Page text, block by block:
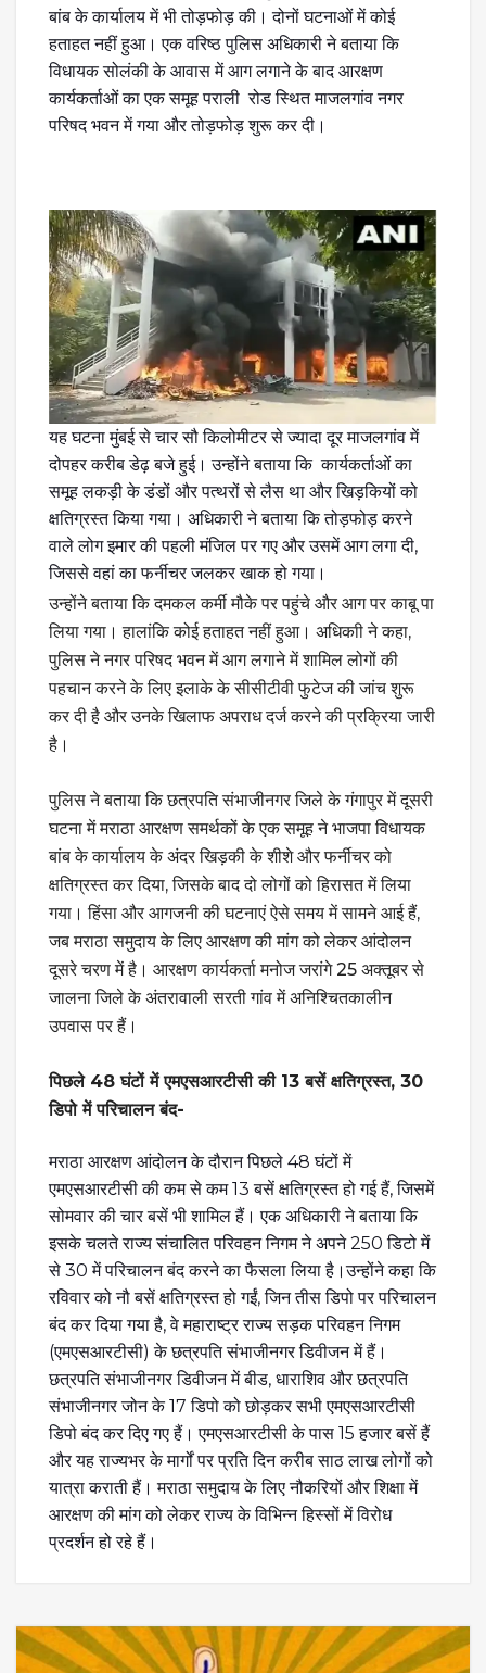
बांब के कार्यालय में भी तोड़फोड़ की। दोनों घटनाओं में कोई
हताहत नहीं हुआ। एक वरिष्ठ पुलिस अधिकारी ने बताया कि
विधायक सोलंकी के आवास में आग लगाने के बाद आरक्षण
कार्यकर्ताओं का एक समूह पराली रोड स्थित माजलगांव नगर
परिषद भवन में गया और तोड़फोड़ शुरू कर दी।
यह घटना मुंबई से चार सौ किलोमीटर से ज्यादा दूर माजलगांव में
दोपहर करीब डेढ़ बजे हुई। उन्होंने बताया कि कार्यकर्ताओं का
समूह लकड़ी के डंडों और पत्थरों से लैस था और खिड़कियों को
क्षतिग्रस्त किया गया। अधिकारी ने बताया कि तोड़फोड़ करने
वाले लोग इमार की पहली मंजिल पर गए और उसमें आग लगा दी,
जिससे वहां का फर्नीचर जलकर खाक हो गया।
उन्होंने बताया कि दमकल कर्मी मौके पर पहुंचे और आग पर काबू पा
लिया गया। हालांकि कोई हताहत नहीं हुआ। अधिकाी ने कहा,
पुलिस ने नगर परिषद भवन में आग लगाने में शामिल लोगों की
पहचान करने के लिए इलाके के सीसीटीवी फुटेज की जांच शुरू
कर दी है और उनके खिलाफ अपराध दर्ज करने की प्रक्रिया जारी
है।
पुलिस ने बताया कि छत्रपति संभाजीनगर जिले के गंगापुर में दूसरी
घटना में मराठा आरक्षण समर्थकों के एक समूह ने भाजपा विधायक
बांब के कार्यालय के अंदर खिड़की के शीशे और फर्नीचर को
क्षतिग्रस्त कर दिया, जिसके बाद दो लोगों को हिरासत में लिया
गया। हिंसा और आगजनी की घटनाएं ऐसे समय में सामने आई हैं,
जब मराठा समुदाय के लिए आरक्षण की मांग को लेकर आंदोलन
दूसरे चरण में है। आरक्षण कार्यकर्ता मनोज जरांगे 25 अक्तूबर से
जालना जिले के अंतरावाली सरती गांव में अनिश्चितकालीन
उपवास पर हैं।
पिछले 48 घंटों में एमएसआरटीसी की 13 बसें क्षतिग्रस्त, 30
डिपो में परिचालन बंद-
मराठा आरक्षण आंदोलन के दौरान पिछले 48 घंटों में
एमएसआरटीसी की कम से कम 13 बसें क्षतिग्रस्त हो गई हैं, जिसमें
सोमवार की चार बसें भी शामिल हैं। एक अधिकारी ने बताया कि
इसके चलते राज्य संचालित परिवहन निगम ने अपने 250 डिटो में
से 30 में परिचालन बंद करने का फैसला लिया है।उन्होंने कहा कि
रविवार को नौ बसें क्षतिग्रस्त हो गईं, जिन तीस डिपो पर परिचालन
बंद कर दिया गया है, वे महाराष्ट्र राज्य सड़क परिवहन निगम
(एमएसआरटीसी) के छत्रपति संभाजीनगर डिवीजन में हैं।
छत्रपति संभाजीनगर डिवीजन में बीड, धाराशिव और छत्रपति
संभाजीनगर जोन के 17 डिपो को छोड़कर सभी एमएसआरटीसी
डिपो बंद कर दिए गए हैं। एमएसआरटीसी के पास 15 हजार बसें हैं
और यह राज्यभर के मार्गों पर प्रति दिन करीब साठ लाख लोगों को
यात्रा कराती हैं। मराठा समुदाय के लिए नौकरियों और शिक्षा में
आरक्षण की मांग को लेकर राज्य के विभिन्न हिस्सों में विरोध
प्रदर्शन हो रहे हैं।